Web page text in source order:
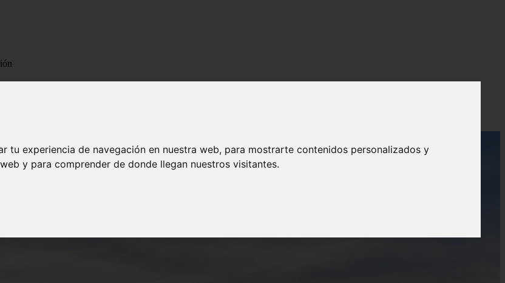
tu experiencia de navegación en nuestra web, para mostrarte contenidos personalizados y
y para comprender de donde llegan nuestros visitantes.